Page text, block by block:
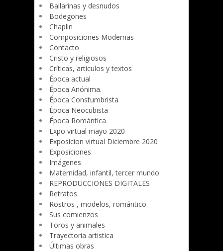
Bailarinas y desnudos
Bodegones
Chaplin
Composiciones Modernas
Contacto
Cristo y religiosos
Críticas, articulos y textos
Época actual
Época Anónima.
Época Constumbrista
Época Neocubista
Época Romántica
Expo virtual mayo 2020
Exposicion virtual Diciembre 2020
Exposiciones
Imágenes
Maternidad, infantil, tercer mundo
REPRODUCCIONES DIGITALES
Retratos
Rostros , modelos, romántico
Sus comienzos
Toros y animales
Trayectoria artistica
Últimas obras